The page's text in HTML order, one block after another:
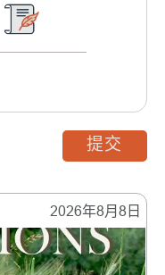
2026年8月8日
提交